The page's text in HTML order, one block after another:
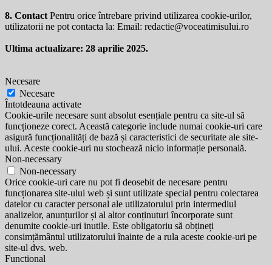
8. Contact Pentru orice întrebare privind utilizarea cookie-urilor,
utilizatorii ne pot contacta la: Email: redactie@voceatimisului.ro
Ultima actualizare: 28 aprilie 2025.
Necesare
Necesare
Întotdeauna activate
Cookie-urile necesare sunt absolut esențiale pentru ca site-ul să
funcționeze corect. Această categorie include numai cookie-uri care
asigură funcționalități de bază și caracteristici de securitate ale site-
ului. Aceste cookie-uri nu stochează nicio informație personală.
Non-necessary
Non-necessary
Orice cookie-uri care nu pot fi deosebit de necesare pentru
funcționarea site-ului web și sunt utilizate special pentru colectarea
datelor cu caracter personal ale utilizatorului prin intermediul
analizelor, anunțurilor și al altor conținuturi încorporate sunt
denumite cookie-uri inutile. Este obligatoriu să obțineți
consimțământul utilizatorului înainte de a rula aceste cookie-uri pe
site-ul dvs. web.
Functional